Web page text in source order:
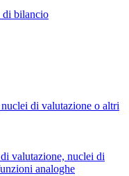
di bilancio
di valutazione o altri
valutazione, nuclei di
analoghe